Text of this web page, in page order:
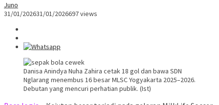
Juno
31/01/202631/01/2026697 views
Danisa Anindya Nuha Zahira cetak 18 gol dan bawa SDN
Nglarang menembus 16 besar MLSC Yogyakarta 2025–2026.
Debutan yang mencuri perhatian publik. (Ist)